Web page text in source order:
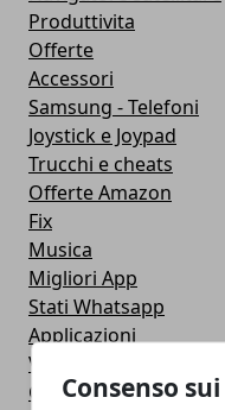
Consenso
Produttivita
Offerte
Accessori
Samsung - Telefoni
Joystick e Joypad
Trucchi e cheats
Offerte Amazon
Fix
Musica
Migliori App
Stati Whatsapp
Applicazioni
Viaggi
Galaxy Note 5